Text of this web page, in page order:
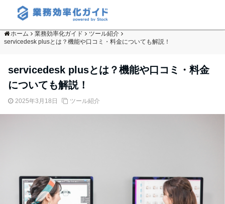
ホーム 業務効率化ガイド
ツール紹介
servicedesk plusとは？機能や口コミ・料金についても解説！
servicedesk plusとは？機能や口コミ・料金
についても解説！
2025年3月18日 ツール紹介